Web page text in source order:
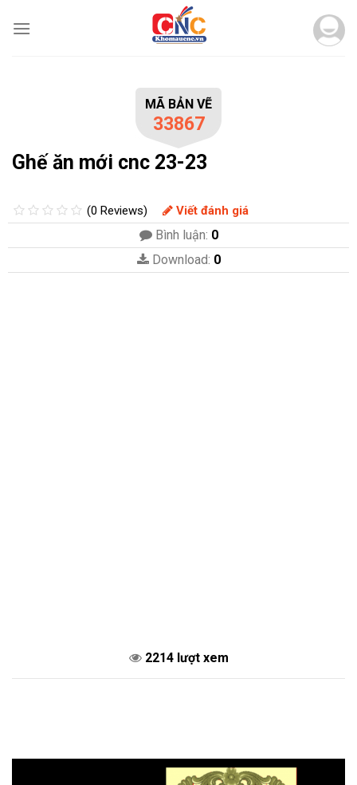
MÃ BẢN VẼ
33867
Ghế ăn mới cnc 23-23
(0 Reviews) Viết đánh giá
Bình luận: 0
Download: 0
2214 lượt xem